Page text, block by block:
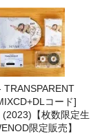
TRANSPARENT
コード]
(2023)【枚数限定生
限定販売】